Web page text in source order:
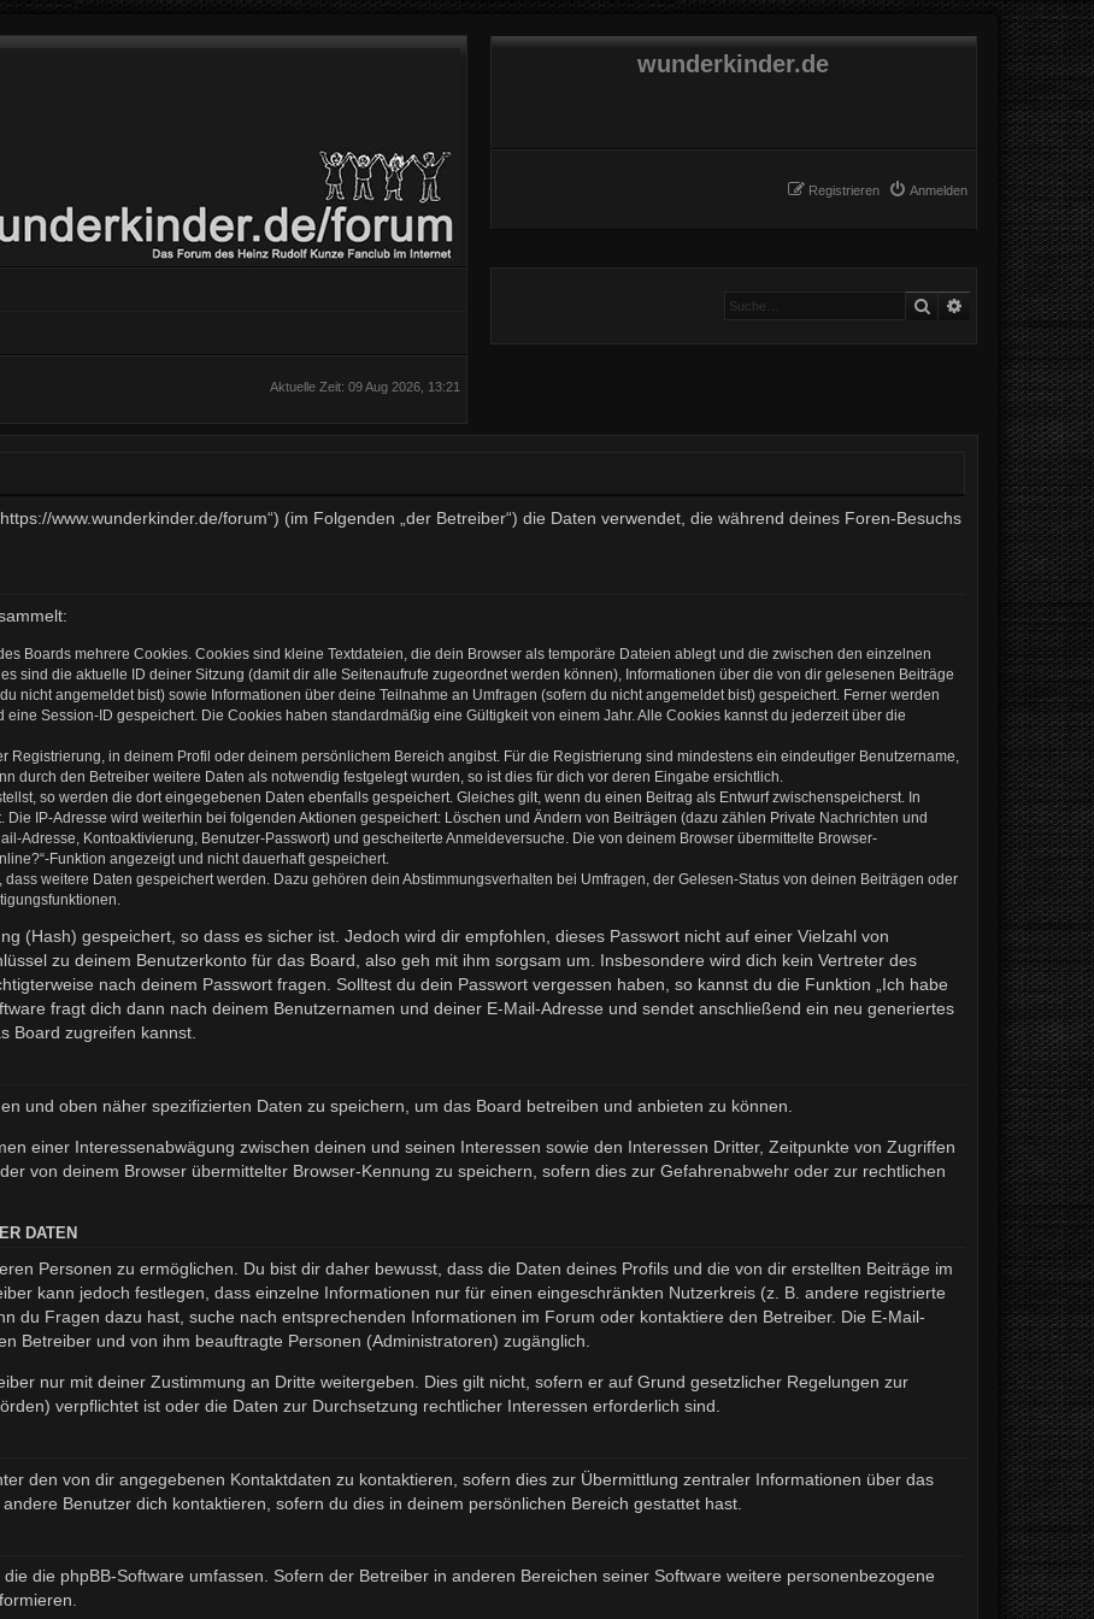
wunderkinder.de
Anmelden
Registrieren
Suche Erweiterte Suche
Aktuelle Zeit: 09 Aug 2026, 13:21
www.wunderkinder.de/forum“) (im Folgenden „der Betreiber“) die Daten verwendet, die während deines Foren-Besuchs
Boards mehrere Cookies. Cookies sind kleine Textdateien, die dein Browser als temporäre Dateien ablegt und die zwischen den einzelnen
sind die aktuelle ID deiner Sitzung (damit dir alle Seitenaufrufe zugeordnet werden können), Informationen über die von dir gelesenen Beiträge
nicht angemeldet bist) sowie Informationen über deine Teilnahme an Umfragen (sofern du nicht angemeldet bist) gespeichert. Ferner werden
Session-ID gespeichert. Die Cookies haben standardmäßig eine Gültigkeit von einem Jahr. Alle Cookies kannst du jederzeit über die
Registrierung, in deinem Profil oder deinem persönlichem Bereich angibst. Für die Registrierung sind mindestens ein eindeutiger Benutzername,
durch den Betreiber weitere Daten als notwendig festgelegt wurden, so ist dies für dich vor deren Eingabe ersichtlich.
so werden die dort eingegebenen Daten ebenfalls gespeichert. Gleiches gilt, wenn du einen Beitrag als Entwurf zwischenspeicherst. In
IP-Adresse wird weiterhin bei folgenden Aktionen gespeichert: Löschen und Ändern von Beiträgen (dazu zählen Private Nachrichten und
Adresse, Kontoaktivierung, Benutzer-Passwort) und gescheiterte Anmeldeversuche. Die von deinem Browser übermittelte Browser-
Funktion angezeigt und nicht dauerhaft gespeichert.
weitere Daten gespeichert werden. Dazu gehören dein Abstimmungsverhalten bei Umfragen, der Gelesen-Status von deinen Beiträgen oder
(Hash) gespeichert, so dass es sicher ist. Jedoch wird dir empfohlen, dieses Passwort nicht auf einer Vielzahl von
zu deinem Benutzerkonto für das Board, also geh mit ihm sorgsam um. Insbesondere wird dich kein Vertreter des
nach deinem Passwort fragen. Solltest du dein Passwort vergessen haben, so kannst du die Funktion „Ich habe
fragt dich dann nach deinem Benutzernamen und deiner E-Mail-Adresse und sendet anschließend ein neu generiertes
Board zugreifen kannst.
und oben näher spezifizierten Daten zu speichern, um das Board betreiben und anbieten zu können.
einer Interessenabwägung zwischen deinen und seinen Interessen sowie den Interessen Dritter, Zeitpunkte von Zugriffen
von deinem Browser übermittelter Browser-Kennung zu speichern, sofern dies zur Gefahrenabwehr oder zur rechtlichen
DATEN
Personen zu ermöglichen. Du bist dir daher bewusst, dass die Daten deines Profils und die von dir erstellten Beiträge im
kann jedoch festlegen, dass einzelne Informationen nur für einen eingeschränkten Nutzerkreis (z. B. andere registrierte
du Fragen dazu hast, suche nach entsprechenden Informationen im Forum oder kontaktiere den Betreiber. Die E-Mail-
Betreiber und von ihm beauftragte Personen (Administratoren) zugänglich.
nur mit deiner Zustimmung an Dritte weitergeben. Dies gilt nicht, sofern er auf Grund gesetzlicher Regelungen zur
verpflichtet ist oder die Daten zur Durchsetzung rechtlicher Interessen erforderlich sind.
den von dir angegebenen Kontaktdaten zu kontaktieren, sofern dies zur Übermittlung zentraler Informationen über das
Benutzer dich kontaktieren, sofern du dies in deinem persönlichen Bereich gestattet hast.
die phpBB-Software umfassen. Sofern der Betreiber in anderen Bereichen seiner Software weitere personenbezogene